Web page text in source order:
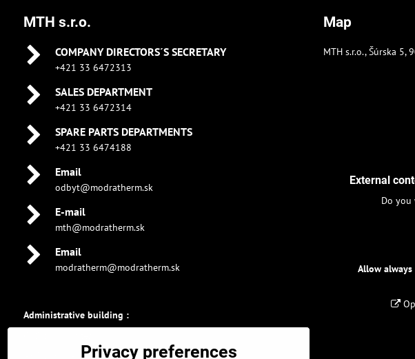
MTH s.r.o.
COMPANY DIRECTORS´S SECRETARY
+421 33 6472313
SALES DEPARTMENT
+421 33 6472314
SPARE PARTS DEPARTMENTS
+421 33 6474188
Email
odbyt@modratherm.sk
E-mail
mth@modratherm.sk
Email
modratherm@modratherm.sk
Administrative building :
48.326896463, 17.304309011
Map
MTH s.r.o., Šúrska 5,
External
Do
Allow
Privacy preferences